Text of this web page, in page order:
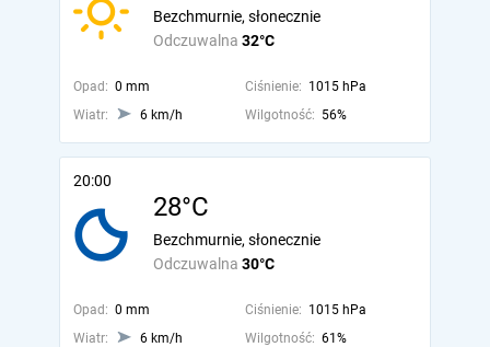
Odczuwalna 32°C
Bezchmurnie, słonecznie
Opad: 0 mm Ciśnienie: 1015 hPa
Wiatr:
6 km/h Wilgotność: 56%
20:00
28°C
Odczuwalna 30°C
Bezchmurnie, słonecznie
Opad: 0 mm Ciśnienie: 1015 hPa
Wiatr:
6 km/h Wilgotność: 61%